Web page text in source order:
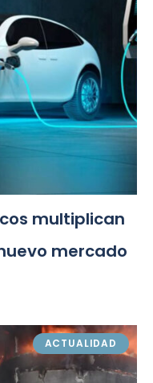
multiplican
mercado
ACTUALIDAD